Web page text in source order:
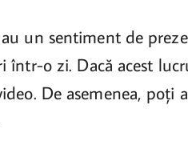
un sentiment de
într-o zi. Dacă acest
De asemenea, poți